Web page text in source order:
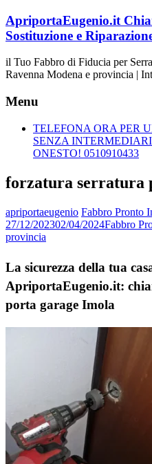
Vai
al
contenuto
ApriportaEugenio.it
Sostituzione e
il Tuo Fabbro di Fiducia per
Ravenna Modena e provincia |
Menu
TELEFONA ORA PER
SENZA
ONESTO! 0510910433
forzatura serratura
apriportaeugenio Fabbro Pronto
27/12/202302/04/2024Fabbro
provincia
La sicurezza della tua
ApriportaEugenio.it:
porta garage Imola